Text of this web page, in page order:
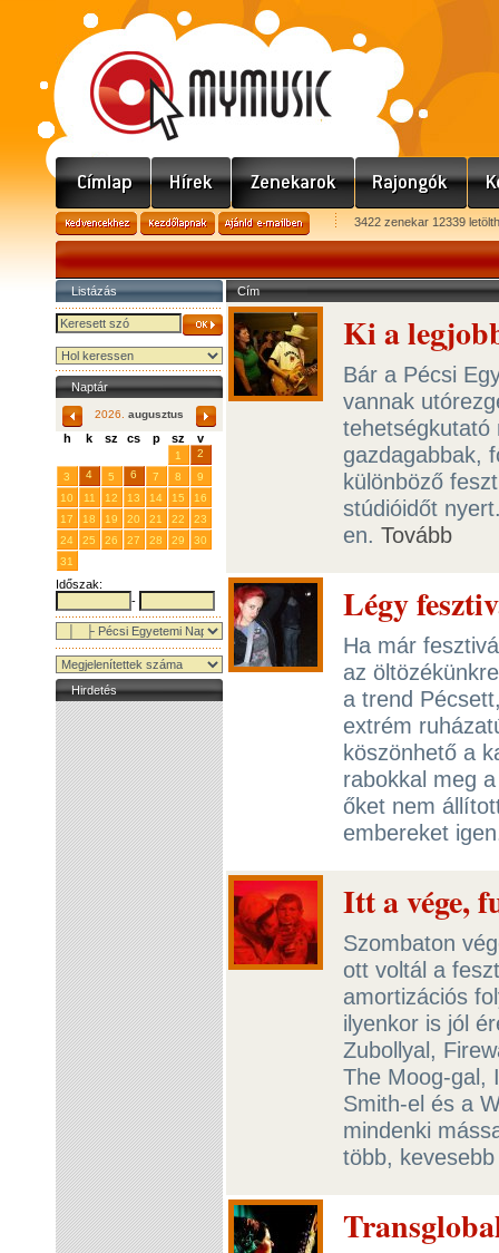
3422 zenekar 12339
Listázás
Naptár
2026. augusztus
h k sz cs p sz v
1
2
3
4 5 6 7 8
9
10
11 12 13 14 15
16
17
18 19 20 21 22
23
24
25 26 27 28 29
30
31
Időszak:
-
Hirdetés
Cím
Ki a
Bár a Pécsi
vannak
tehetségkutató
gazdagabbak,
különböző
stúdióidőt
en. Tovább
Légy
Ha már
az
a trend
extrém
köszönhető a
rabokkal meg
őket nem
embereket
Itt a vége,
Szombaton
ott voltál a
amortizációs
ilyenkor is jól
Zubollyal,
The Moog-gal,
Smith-el és a
mindenki
több,